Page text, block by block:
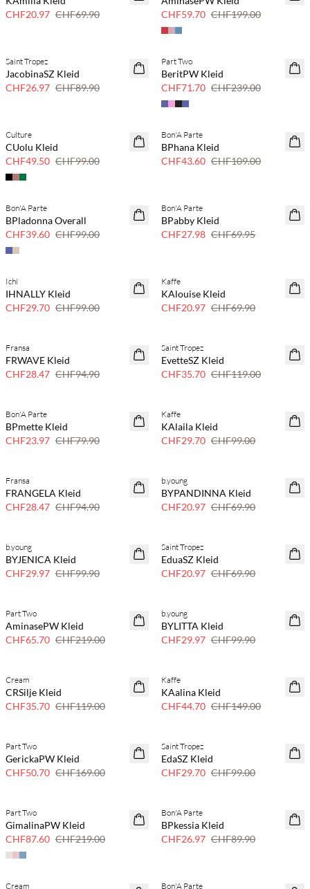
CHF20.97 CHF69.90
CHF59.70 CHF199.00
70 % Rabatt
Saint Tropez
JacobinaSZ Kleid
CHF26.97 CHF89.90
70 % Rabatt
Part Two
BeritPW Kleid
CHF71.70 CHF239.00
50 % Rabatt
Culture
CUolu Kleid
CHF49.50 CHF99.00
60% Rabatt
Bon'A Parte
BPhana Kleid
CHF43.60 CHF109.00
60% Rabatt
Bon'A Parte
BPladonna Overall
CHF39.60 CHF99.00
60% Rabatt
Bon'A Parte
BPabby Kleid
CHF27.98 CHF69.95
70 % Rabatt
Ichi
IHNALLY Kleid
CHF29.70 CHF99.00
70 % Rabatt
Kaffe
KAlouise Kleid
CHF20.97 CHF69.90
70 % Rabatt
Fransa
FRWAVE Kleid
CHF28.47 CHF94.90
70 % Rabatt
Saint Tropez
EvetteSZ Kleid
CHF35.70 CHF119.00
70 % Rabatt
Bon'A Parte
BPmette Kleid
CHF23.97 CHF79.90
70 % Rabatt
Kaffe
KAlaila Kleid
CHF29.70 CHF99.00
70 % Rabatt
Fransa
FRANGELA Kleid
CHF28.47 CHF94.90
70 % Rabatt
b.young
BYPANDINNA Kleid
CHF20.97 CHF69.90
70 % Rabatt
b.young
BYJENICA Kleid
CHF29.97 CHF99.90
70 % Rabatt
Saint Tropez
EduaSZ Kleid
CHF20.97 CHF69.90
70 % Rabatt
Part Two
AminasePW Kleid
CHF65.70 CHF219.00
70 % Rabatt
b.young
BYLITTA Kleid
CHF29.97 CHF99.90
70 % Rabatt
Nur noch wenige
Cream
CRSilje Kleid
CHF35.70 CHF119.00
70 % Rabatt
Kaffe
KAalina Kleid
CHF44.70 CHF149.00
70 % Rabatt
Part Two
GerickaPW Kleid
CHF50.70 CHF169.00
70 % Rabatt
Saint Tropez
EdaSZ Kleid
CHF29.70 CHF99.00
60% Rabatt
Part Two
GimalinaPW Kleid
CHF87.60 CHF219.00
70 % Rabatt
Bon'A Parte
BPkessia Kleid
CHF26.97 CHF89.90
Cream Bon'A Parte